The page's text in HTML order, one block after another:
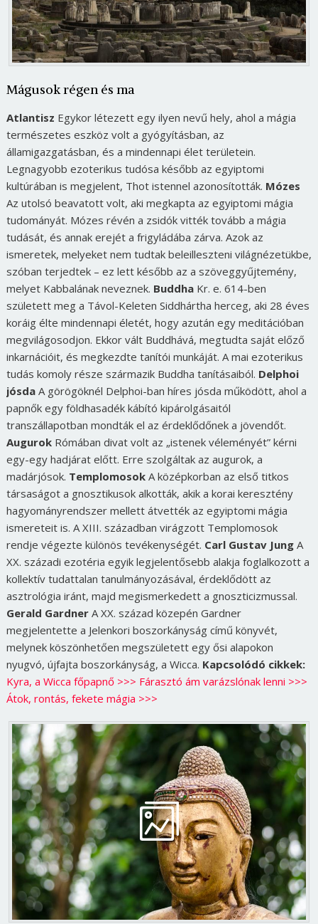
Mágusok régen és ma
Atlantisz Egykor létezett egy ilyen nevű hely, ahol a mágia
természetes eszköz volt a gyógyításban, az
államigazgatásban, és a mindennapi élet területein.
Legnagyobb ezoterikus tudósa később az egyiptomi
kultúrában is megjelent, Thot istennel azonosították. Mózes
Az utolsó beavatott volt, aki megkapta az egyiptomi mágia
tudományát. Mózes révén a zsidók vitték tovább a mágia
tudását, és annak erejét a frigyládába zárva. Azok az
ismeretek, melyeket nem tudtak beleilleszteni világnézetükbe,
szóban terjedtek – ez lett később az a szöveggyűjtemény,
melyet Kabbalának neveznek. BuddhaKr. e. 614-ben
született meg a Távol-Keleten Siddhártha herceg, aki 28 éves
koráig élte mindennapi életét, hogy azután egy meditációban
megvilágosodjon. Ekkor vált Buddhává, megtudta saját előző
inkarnációit, és megkezdte tanítói munkáját. A mai ezoterikus
tudás komoly része származik Buddha tanításaiból. Delphoi
jósdaA görögöknél Delphoi-ban híres jósda működött, ahol a
papnők egy földhasadék kábító kipárolgásaitól
transzállapotban mondták el az érdeklődőnek a jövendőt.
AugurokRómában divat volt az „istenek véleményét” kérni
egy-egy hadjárat előtt. Erre szolgáltak az augurok, a
madárjósok. TemplomosokA középkorban az első titkos
társaságot a gnosztikusok alkották, akik a korai keresztény
hagyományrendszer mellett átvették az egyiptomi mágia
ismereteit is. A XIII. században virágzott Templomosok
rendje végezte különös tevékenységét. Carl Gustav JungA
XX. századi ezotéria egyik legjelentősebb alakja foglalkozott a
kollektív tudattalan tanulmányozásával, érdeklődött az
asztrológia iránt, majd megismerkedett a gnoszticizmussal.
Gerald GardnerA XX. század közepén Gardner
megjelentette a Jelenkori boszorkányság című könyvét,
melynek köszönhetően megszületett egy ősi alapokon
nyugvó, újfajta boszorkányság, a Wicca. Kapcsolódó cikkek:
Kyra, a Wicca főpapnő >>> Fárasztó ám varázslónak lenni >>>
Átok, rontás, fekete mágia >>>
Borsonline bejelentkezés
E-mail cím vagy felhasználónév